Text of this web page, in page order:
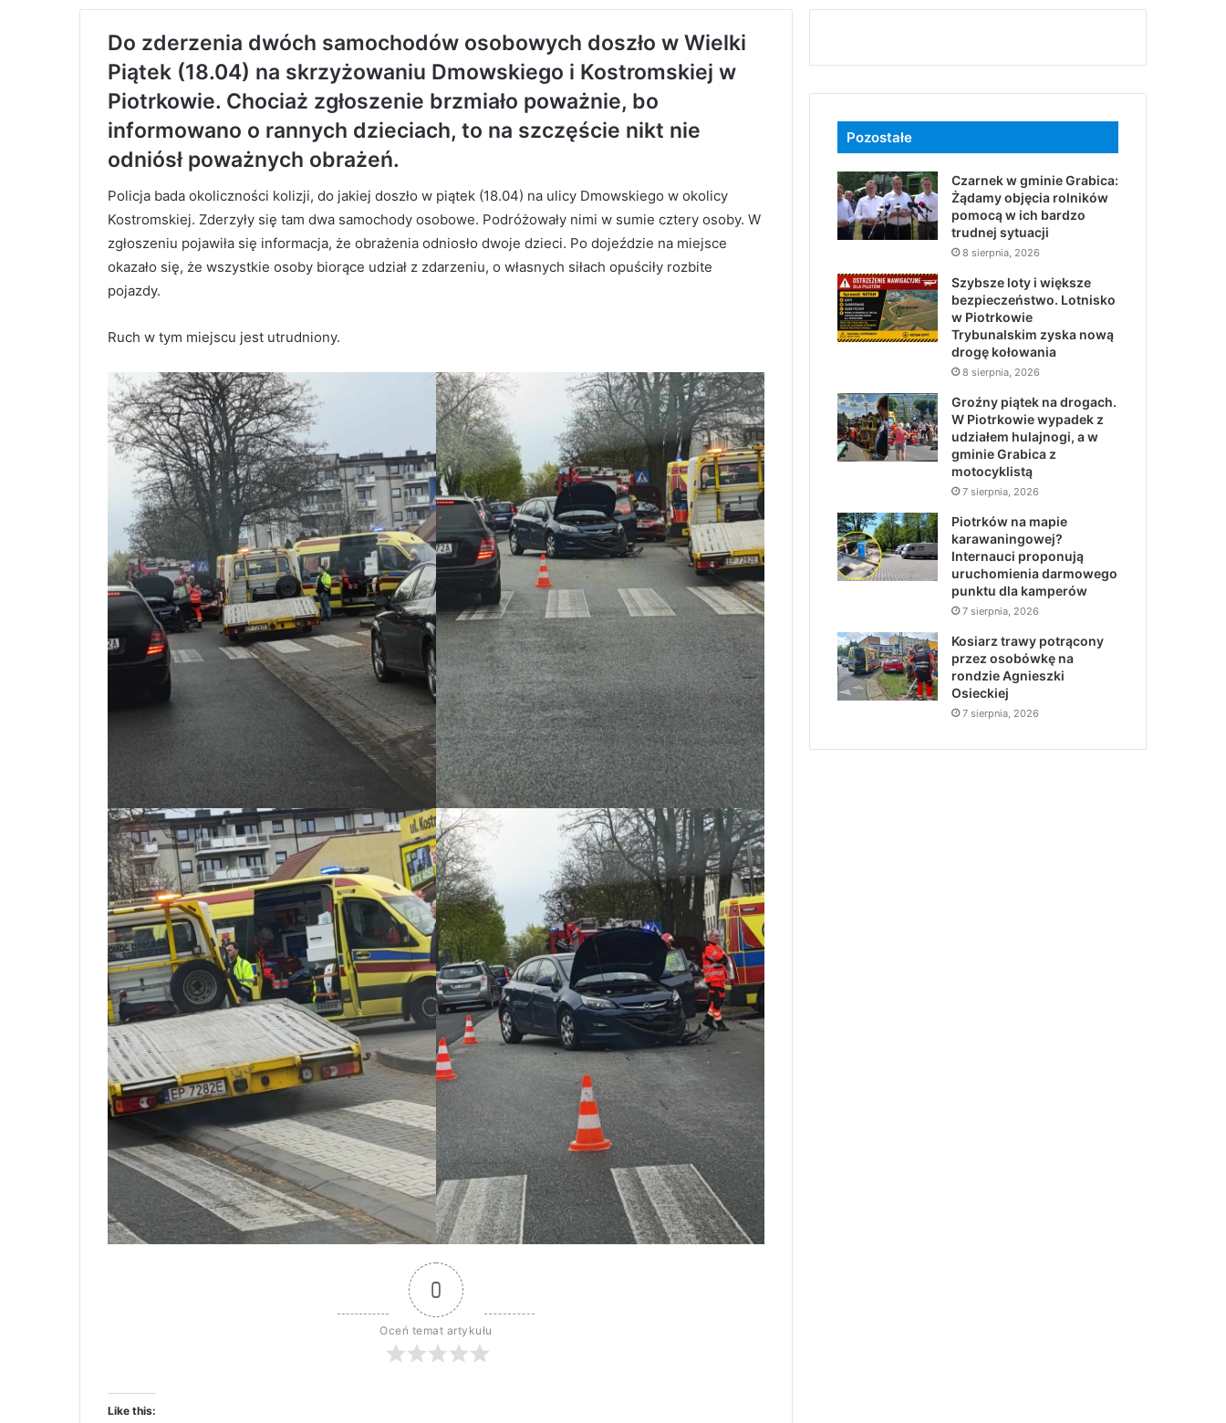
Do zderzenia dwóch samochodów osobowych doszło w Wielki
Piątek (18.04) na skrzyżowaniu Dmowskiego i Kostromskiej w
Piotrkowie. Chociaż zgłoszenie brzmiało poważnie, bo
informowano o rannych dzieciach, to na szczęście nikt nie
odniósł poważnych obrażeń.
Policja bada okoliczności kolizji, do jakiej doszło w piątek (18.04) na ulicy Dmowskiego w okolicy
Kostromskiej. Zderzyły się tam dwa samochody osobowe. Podróżowały nimi w sumie cztery osoby. W
zgłoszeniu pojawiła się informacja, że obrażenia odniosło dwoje dzieci. Po dojeździe na miejsce
okazało się, że wszystkie osoby biorące udział z zdarzeniu, o własnych siłach opuściły rozbite
pojazdy.
Ruch w tym miejscu jest utrudniony.
0
Oceń temat artykułu
Like this:
Pozostałe
Czarnek w gminie Grabica:
Żądamy objęcia rolników
pomocą w ich bardzo
trudnej sytuacji
8 sierpnia, 2026
Szybsze loty i większe
bezpieczeństwo. Lotnisko
w Piotrkowie
Trybunalskim zyska nową
drogę kołowania
8 sierpnia, 2026
Groźny piątek na drogach.
W Piotrkowie wypadek z
udziałem hulajnogi, a w
gminie Grabica z
motocyklistą
7 sierpnia, 2026
Piotrków na mapie
karawaningowej?
Internauci proponują
uruchomienia darmowego
punktu dla kamperów
7 sierpnia, 2026
Kosiarz trawy potrącony
przez osobówkę na
rondzie Agnieszki
Osieckiej
7 sierpnia, 2026